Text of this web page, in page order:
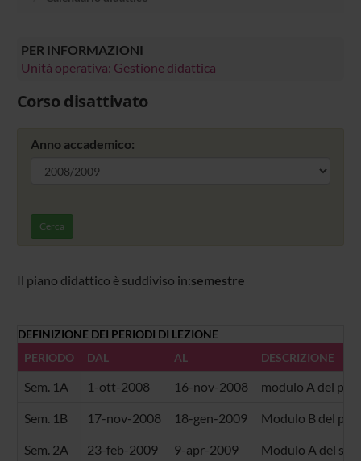
PER INFORMAZIONI
Unità operativa: Gestione didattica
Corso disattivato
Anno accademico:
Cerca
Il piano didattico è suddiviso in:semestre
DEFINIZIONE DEI PERIODI DI LEZIONE
PERIODO
DAL AL DESCRIZIONE
Sem. 1A 1-ott-2008 16-nov-2008 modulo A del
Sem. 1B 17-nov-2008 18-gen-2009 Modulo B del
Sem. 2A 23-feb-2009 9-apr-2009 Modulo A del